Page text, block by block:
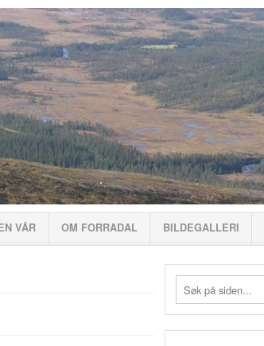
VÅR OM FORRADAL BILDEGALLERI